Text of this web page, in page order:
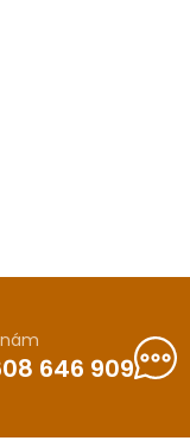
646 909